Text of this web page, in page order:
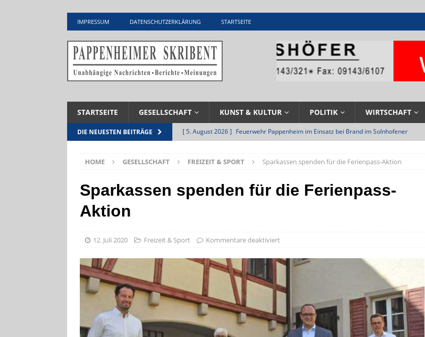
IMPRESSUM DATENSCHUTZERKLÄRUNG STARTSEITE
STARTSEITE GESELLSCHAFT KUNST & KULTUR POLITIK WIRTSCHAFT
DIE NEUESTEN BEITRÄGE [ 5. August 2026 ] Feuerwehr Pappenheim im Einsatz bei Brand im Solnhofener
[ 4. August 2026 ] Militärgeschichte paddelt in Pappenheim bis heute mit
VERANSTALTUNGEN
[ 4. August 2026 ]
Pappenheim erlebt Hubert Aiwanger mit Botschaften die
[ 3. August 2026 ] Neue Naturparkführer verstärken das Angebot im Altmühltal
TOURISTIK
[ 5. August 2026 ] Stellenangebot beim Wasserzweckverband links der Altmühl
UNTERNEHMEN
HOME GESELLSCHAFT FREIZEIT & SPORT Sparkassen spenden für die Ferienpass-Aktion
Sparkassen spenden für die Ferienpass-
Aktion
12. Juli 2020 Freizeit & Sport Kommentare deaktiviert